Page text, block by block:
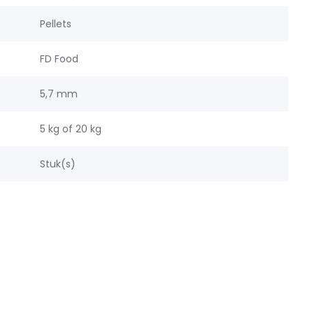
Pellets
FD Food
5,7 mm
5 kg of 20 kg
Stuk(s)